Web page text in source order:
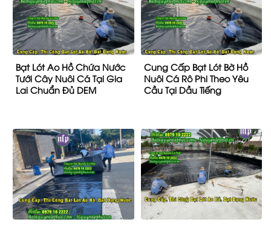
Bạt Lót Ao Hồ Chứa Nước
Tưới Cây Nuôi Cá Tại Gia
Lai Chuẩn Đủ DEM
Cung Cấp Bạt Lót Bờ Hồ
Nuôi Cá Rô Phi Theo Yêu
Cầu Tại Dầu Tiếng